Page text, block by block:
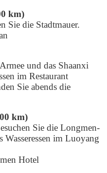
km)
Sie die Stadtmauer.
und das Shaanxi
im Restaurant
Sie abends die
km)
Sie die Longmen-
Wasseressen im Luoyang
Hotel